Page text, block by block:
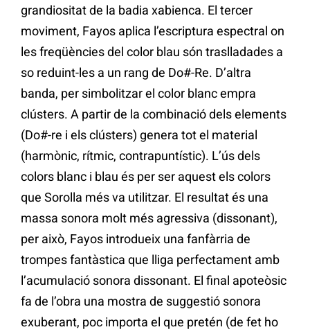
grandiositat de la badia xabienca. El tercer
moviment, Fayos aplica l’escriptura espectral on
les freqüències del color blau són traslladades a
so reduint-les a un rang de Do#-Re. D’altra
banda, per simbolitzar el color blanc empra
clústers. A partir de la combinació dels elements
(Do#-re i els clústers) genera tot el material
(harmònic, rítmic, contrapuntístic). L’ús dels
colors blanc i blau és per ser aquest els colors
que Sorolla més va utilitzar. El resultat és una
massa sonora molt més agressiva (dissonant),
per això, Fayos introdueix una fanfàrria de
trompes fantàstica que lliga perfectament amb
l’acumulació sonora dissonant. El final apoteòsic
fa de l’obra una mostra de suggestió sonora
exuberant, poc importa el que pretén (de fet ho